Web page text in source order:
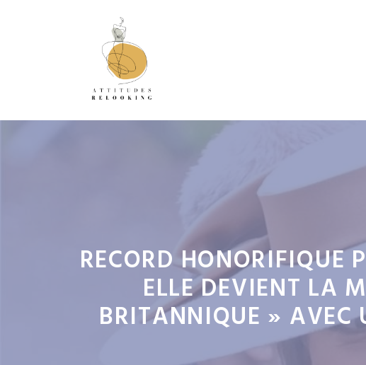
RECORD HONORIFIQUE
ELLE DEVIENT LA
BRITANNIQUE » AVEC